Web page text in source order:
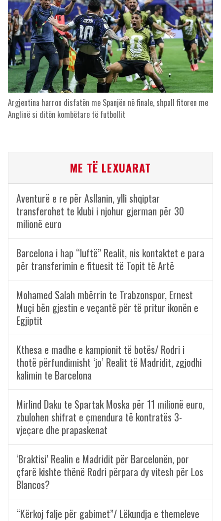
Argjentina harron disfatën me Spanjën në finale, shpall fitoren me
Anglinë si ditën kombëtare të futbollit
ME TË LEXUARAT
Aventurë e re për Asllanin, ylli shqiptar
transferohet te klubi i njohur gjerman për 30
milionë euro
Barcelona i hap “luftë” Realit, nis kontaktet e para
për transferimin e fituesit të Topit të Artë
Mohamed Salah mbërrin te Trabzonspor, Ernest
Muçi bën gjestin e veçantë për të pritur ikonën e
Egjiptit
Kthesa e madhe e kampionit të botës/ Rodri i
thotë përfundimisht ‘jo’ Realit të Madridit, zgjodhi
kalimin te Barcelona
Mirlind Daku te Spartak Moska për 11 milionë euro,
zbulohen shifrat e çmendura të kontratës 3-
vjeçare dhe prapaskenat
‘Braktisi’ Realin e Madridit për Barcelonën, por
çfarë kishte thënë Rodri përpara dy vitesh për Los
Blancos?
“Kërkoj falje për gabimet”/ Lëkundja e themeleve